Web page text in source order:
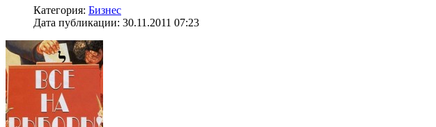
Категория: Бизнес
Дата публикации: 30.11.2011 07:23